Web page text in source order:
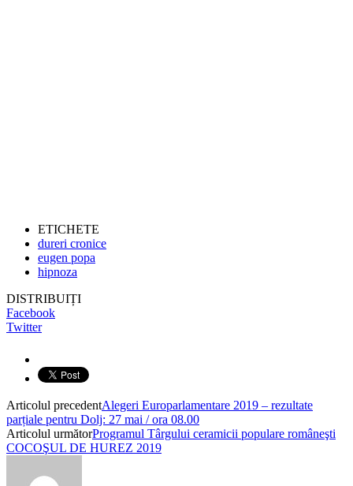
ETICHETE
dureri cronice
eugen popa
hipnoza
DISTRIBUIȚI
Facebook
Twitter
Articolul precedentAlegeri Europarlamentare 2019 – rezultate
parțiale pentru Dolj: 27 mai / ora 08.00
Articolul următorProgramul Târgului ceramicii populare româneşti
COCOŞUL DE HUREZ 2019